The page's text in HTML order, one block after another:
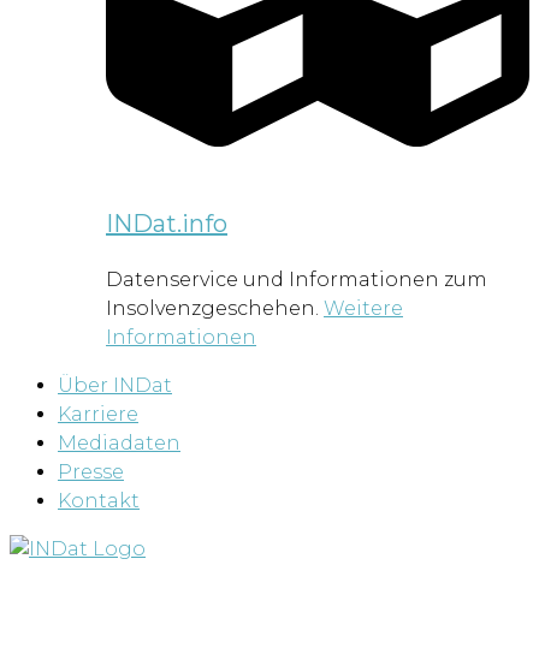
INDat.info
Datenservice und Informationen zum
Insolvenzgeschehen. Weitere
Informationen
Über INDat
Karriere
Mediadaten
Presse
Kontakt